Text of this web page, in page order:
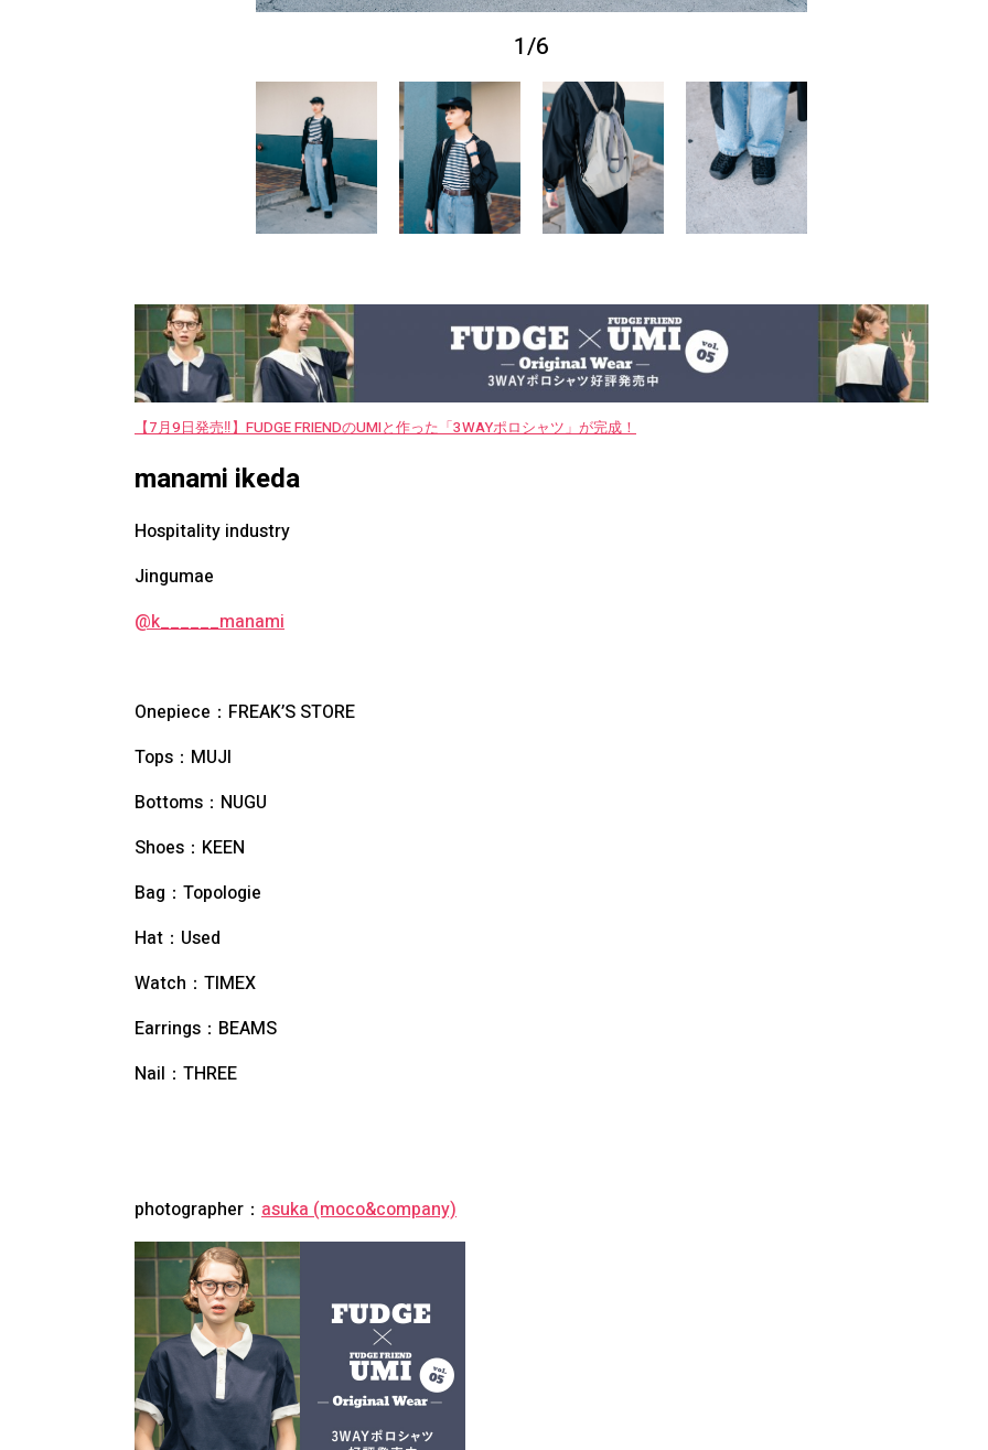
1/6
【7月9日発売‼︎】FUDGE FRIENDのUMIと作った「3WAYポロシャツ」が完成！
manami ikeda
Hospitality industry
Jingumae
@k______manami
Onepiece：FREAK’S STORE
Tops：MUJI
Bottoms：NUGU
Shoes：KEEN
Bag：Topologie
Hat：Used
Watch：TIMEX
Earrings：BEAMS
Nail：THREE
photographer： asuka (moco&company)